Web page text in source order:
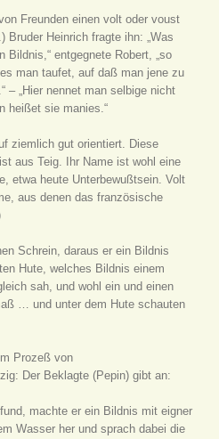
Freunden einen volt oder voust
Bruder Heinrich fragte ihn: „Was
Bildnis,“ entgegnete Robert, „so
man taufet, auf daß man jene zu
– „Hier nennet man selbige nicht
heißet sie manies.“
ziemlich gut orientiert. Diese
aus Teig. Ihr Name ist wohl eine
etwa heute Unterbewußtsein. Volt
aus denen das französische
Schrein, daraus er ein Bildnis
Hute, welches Bildnis einem
sah, und wohl ein und einen
… und unter dem Hute schauten
Prozeß von
Der Beklagte (Pepin) gibt an:
machte er ein Bildnis mit eigner
Wasser her und sprach dabei die